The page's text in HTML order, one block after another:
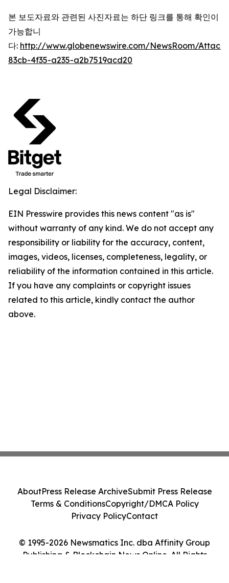
본 보도자료와 관련된 사진자료는 하단 링크를 통해 확인이
가능합니
다: http://www.globenewswire.com/NewsRoom/
83cb-4f35-a235-a2b7519acd20
Legal Disclaimer:
EIN Presswire provides this news content "as is"
without warranty of any kind. We do not accept any
responsibility or liability for the accuracy, content,
images, videos, licenses, completeness, legality, or
reliability of the information contained in this article.
If you have any complaints or copyright issues
related to this article, kindly contact the author
above.
© 1995-2026 Newsmatics Inc. dba Affinity Group
Publishing & Blockchain News Online. All Rights
AboutPress Release ArchiveSubmit Press Release
Terms & ConditionsCopyright/DMCA Policy
Privacy PolicyContact